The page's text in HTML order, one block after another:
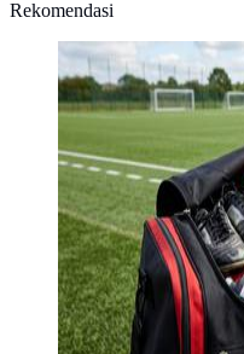
Rekomendasi